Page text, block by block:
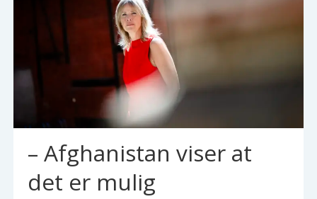
– Afghanistan viser at
det er mulig